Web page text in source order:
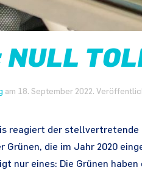
NULL
am 18. September 2022.
reagiert der stellvertretende
Grünen, die im Jahr 2020
nur eines: Die Grünen